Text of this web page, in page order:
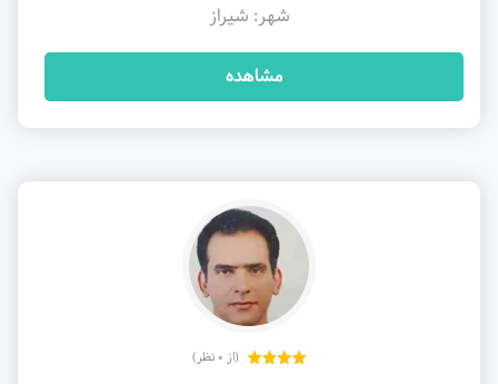
شهر: شیراز
مشاهده
(از 0 نظر)